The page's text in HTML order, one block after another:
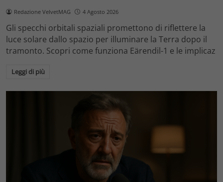
Redazione VelvetMAG 4 Agosto 2026
Gli specchi orbitali spaziali promettono di riflettere la
luce solare dallo spazio per illuminare la Terra dopo il
tramonto. Scopri come funziona Eärendil-1 e le implicaz
Leggi di più